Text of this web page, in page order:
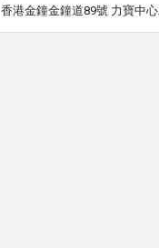
香港金鐘金鐘道89號 力寶中